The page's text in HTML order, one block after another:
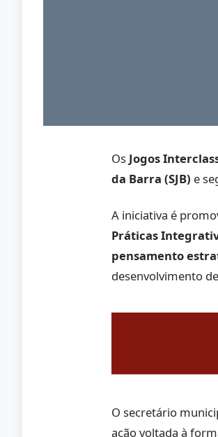
Os Jogos
da Barra (SJB) e
A iniciativa é
Práticas
pensamento
desenvolvimento
O secretário
ação voltada à